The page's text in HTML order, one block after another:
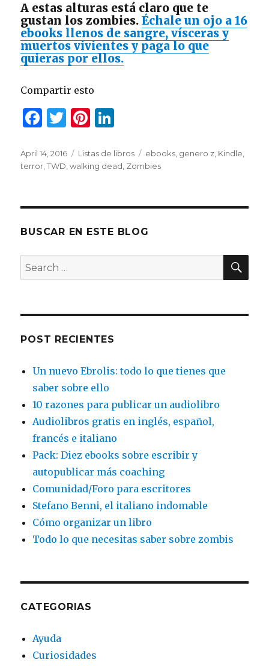
A estas alturas está claro que te
gustan los zombies.Échale un ojo a 16
ebooks llenos de sangre, vísceras y
muertos vivientes y paga lo que
quieras por ellos.
Compartir esto
F
c
e
o
o
k
T
it
te
Pi
te
re
k
e
n
Posted
on
April 14, 2016 Categories
Listas de libros Tags
ebooks, genero z, Kindle,
terror,TWD,walking dead, Zombies
BUSCAR EN ESTE BLOG
Search
for:
POST RECIENTES
Un nuevo Ebrolis: todo lo que tienes que
saber sobre ello
10 razones para publicar un audiolibro
Audiolibros gratis en inglés, español,
francés e italiano
Pack: Diez ebooks sobre escribir y
autopublicar más coaching
Comunidad/Foro para escritores
Stefano Benni, el italiano indomable
Cómo organizar un libro
Todo lo que necesitas saber sobre zombis
CATEGORIAS
Ayuda
Curiosidades